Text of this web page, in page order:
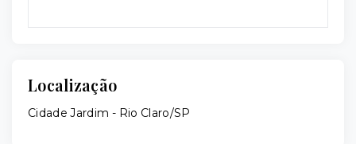
Localização
Cidade Jardim - Rio Claro/SP